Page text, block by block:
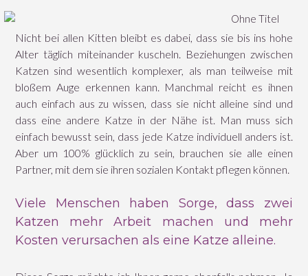
Nicht bei allen Kitten bleibt es dabei, dass sie bis ins hohe
Alter täglich miteinander kuscheln. Beziehungen zwischen
Katzen sind wesentlich komplexer, als man teilweise mit
bloßem Auge erkennen kann. Manchmal reicht es ihnen
auch einfach aus zu wissen, dass sie nicht alleine sind und
dass eine andere Katze in der Nähe ist. Man muss sich
einfach bewusst sein, dass jede Katze individuell anders ist.
Aber um 100% glücklich zu sein, brauchen sie alle einen
Partner, mit dem sie ihren sozialen Kontakt pflegen können.
Viele Menschen haben Sorge, dass zwei
Katzen mehr Arbeit machen und mehr
Kosten verursachen als eine Katze alleine.